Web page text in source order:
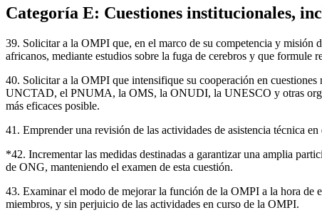
Categoría E: Cuestiones institucionales,
39. Solicitar a la OMPI que, en el marco de su competencia y misión
africanos, mediante estudios sobre la fuga de cerebros y que formule
40. Solicitar a la OMPI que intensifique su cooperación en
UNCTAD, el PNUMA, la OMS, la ONUDI, la UNESCO y otras
más eficaces posible.
41. Emprender una revisión de las actividades de asistencia técnica
*42. Incrementar las medidas destinadas a garantizar una amplia
de ONG, manteniendo el examen de esta cuestión.
43. Examinar el modo de mejorar la función de la OMPI a la hora de
miembros, y sin perjuicio de las actividades en curso de la OMPI.